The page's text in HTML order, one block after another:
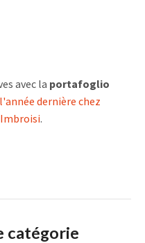
avec la portafoglio
dernière chez
.
catégorie